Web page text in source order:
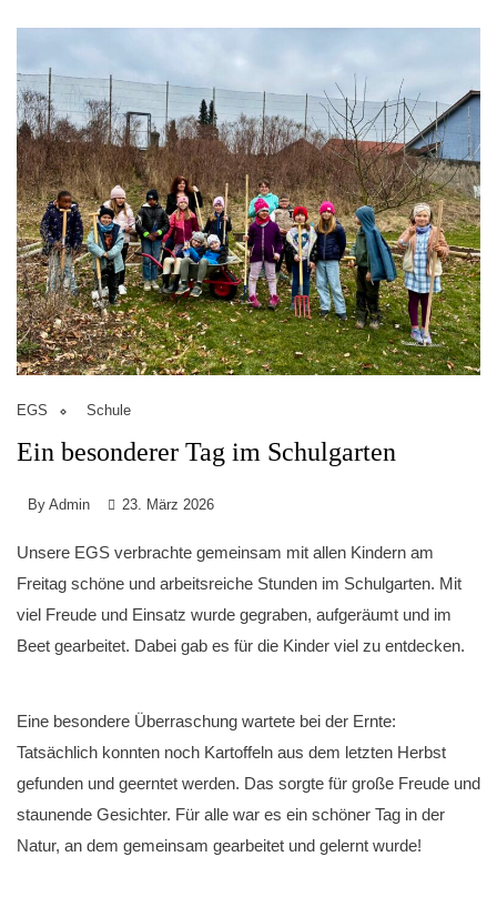
EGS Schule
Ein besonderer Tag im Schulgarten
By Admin 23. März 2026
Unsere EGS verbrachte gemeinsam mit allen Kindern am
Freitag schöne und arbeitsreiche Stunden im Schulgarten. Mit
viel Freude und Einsatz wurde gegraben, aufgeräumt und im
Beet gearbeitet. Dabei gab es für die Kinder viel zu entdecken.
Eine besondere Überraschung wartete bei der Ernte:
Tatsächlich konnten noch Kartoffeln aus dem letzten Herbst
gefunden und geerntet werden. Das sorgte für große Freude und
staunende Gesichter. Für alle war es ein schöner Tag in der
Natur, an dem gemeinsam gearbeitet und gelernt wurde!